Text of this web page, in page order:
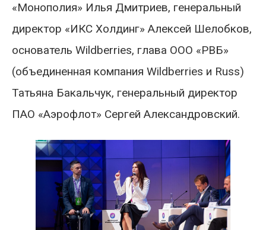
«Монополия» Илья Дмитриев, генеральный
директор «ИКС Холдинг» Алексей Шелобков,
основатель Wildberries, глава ООО «РВБ»
(объединенная компания Wildberries и Russ)
Татьяна Бакальчук, генеральный директор
ПАО «Аэрофлот» Сергей Александровский.